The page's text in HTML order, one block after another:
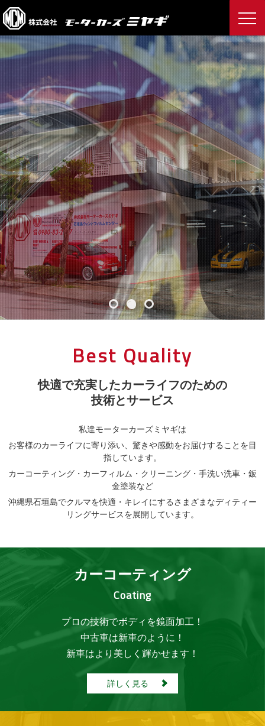
Best Quality
快適で充実したカーライフのための
技術とサービス
私達モーターカーズミヤギは
お客様のカーライフに寄り添い、驚きや感動をお届けすることを目
指しています。
カーコーティング・カーフィルム・クリーニング・手洗い洗車・鈑
金塗装など
沖縄県石垣島でクルマを快適・キレイにするさまざまなディティー
リングサービスを展開しています。
カーコーティング
Coating
プロの技術でボディを鏡面加工！
中古車は新車のように！
新車はより美しく輝かせます！
詳しく見る